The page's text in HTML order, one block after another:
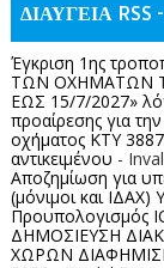
ΔΙΑΥΓΕΙΑ
Έγκριση 1ης
ΤΩΝ ΟΧΗΜΑΤΩΝ
ΕΩΣ 15/7/2027»
προαίρεσης για
οχήματος ΚΤΥ
αντικειμένου -
Αποζημίωση για
(μόνιμοι και
Προυπολογισμός
ΔΗΜΟΣΙΕΥΣΗ
ΧΩΡΩΝ